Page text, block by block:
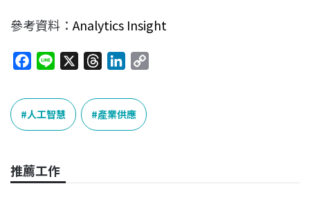
參考資料：Analytics Insight
c
e
b
o
k
n
e
r
e
a
n
k
e
n
k
人工智慧 產業供應
推薦工作